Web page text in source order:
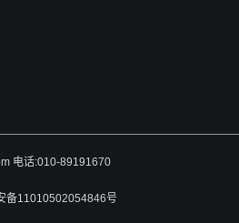
电话:010-89191670
备11010502054846号